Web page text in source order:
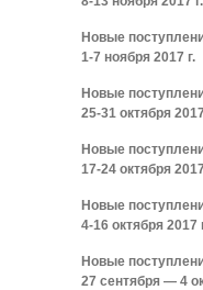
Новые
1-7 ноября 2017 г.
Новые
25-31 октября
Новые
17-24 октября
Новые
4-16 октября 2017
Новые
27 сентября — 4